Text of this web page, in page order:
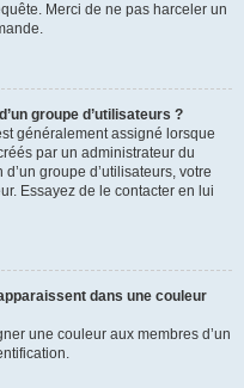
Merci de ne pas harceler un
groupe d’utilisateurs ?
généralement assigné lorsque
par un administrateur du
groupe d’utilisateurs, votre
Essayez de le contacter en lui
dans une couleur
une couleur aux membres d’un